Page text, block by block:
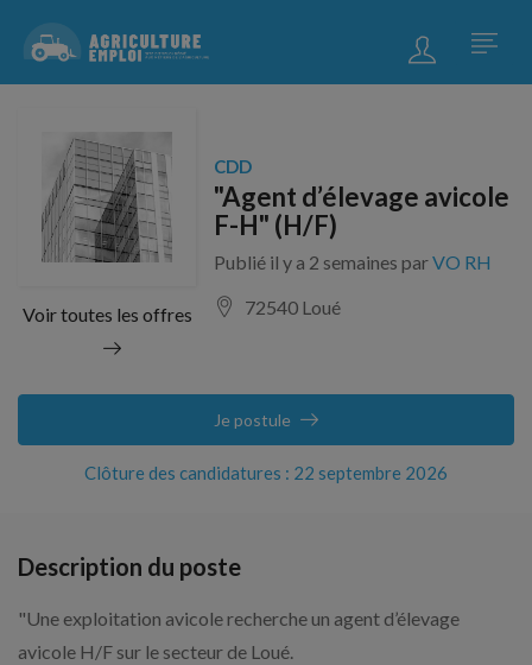
Voir toutes les offres
CDD
"Agent d’élevage avicole
F-H" (H/F)
Publié il y a 2 semaines parVO RH
72540 Loué
Clôture des candidatures : 22 septembre 2026
Je postule
Description du poste
"Une exploitation avicole recherche un agent d’élevage
avicole H/F sur le secteur de Loué.